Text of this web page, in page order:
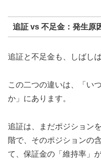
追証 vs 不足金：発生原
追証と不足金も、しばし
この二つの違いは、「い
か」にあります。
追証は、まだポジション
階で、そのポジションの
て、保証金の「維持率」